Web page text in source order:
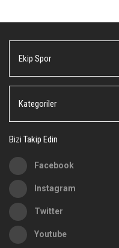
Ürün resmi kalitesiz,
Ürün açıklamasında
Ürün fiyatı diğer sitelerden
Bu ürüne benzer farklı
Ekip Spor
Kategoriler
Bizi Takip Edin
Facebook
Instagram
Twitter
Youtube